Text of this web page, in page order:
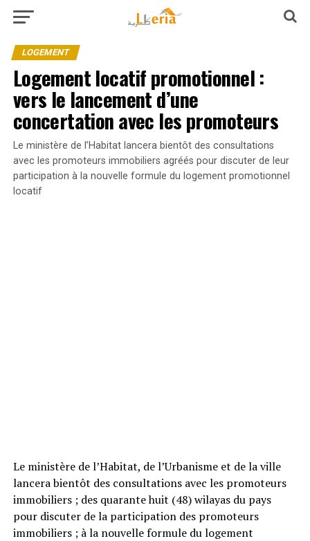
LOGEMENT
Logement locatif promotionnel :
vers le lancement d’une
concertation avec les promoteurs
Le ministère de l’Habitat lancera bientôt des consultations
avec les promoteurs immobiliers agréés pour discuter de leur
participation à la nouvelle formule du logement promotionnel
locatif
Le ministère de l’Habitat, de l’Urbanisme et de la ville
lancera bientôt des consultations avec les promoteurs
immobiliers ; des quarante huit (48) wilayas du pays
pour discuter de la participation des promoteurs
immobiliers ; à la nouvelle formule du logement